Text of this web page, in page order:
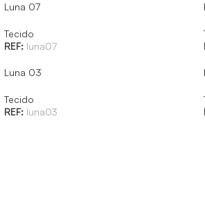
Luna 07
Tecido
REF: luna07
Luna 03
Tecido
REF: luna03